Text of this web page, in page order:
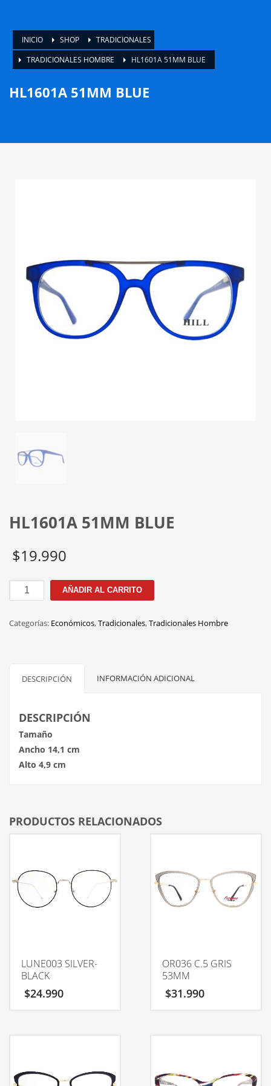
INICIO SHOP
TRADICIONALES
TRADICIONALES HOMBRE
HL1601A 51MM BLUE
HL1601A 51MM BLUE
HL1601A 51MM BLUE
$19.990
HL1601A
51MM
cantidad
AÑADIR AL CARRITO
Categorías: Económicos,Tradicionales,Tradicionales Hombre
DESCRIPCIÓN INFORMACIÓN ADICIONAL
DESCRIPCIÓN
Tamaño
Ancho 14,1 cm
Alto 4,9 cm
PRODUCTOS RELACIONADOS
LUNE003 SILVER-
BLACK
$24.990
OR036 C.5 GRIS
53MM
$31.990